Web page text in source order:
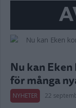
Nu kan
för många
NYHETER 22